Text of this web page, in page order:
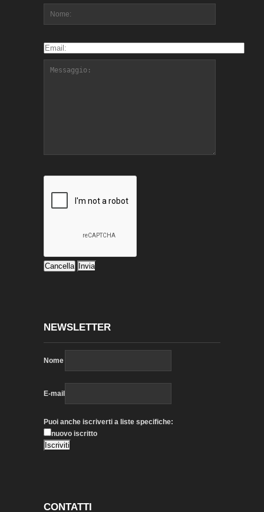
NEWSLETTER
Nome
E-mail
Puoi anche iscriverti a liste specifiche:
nuovo iscritto
CONTATTI